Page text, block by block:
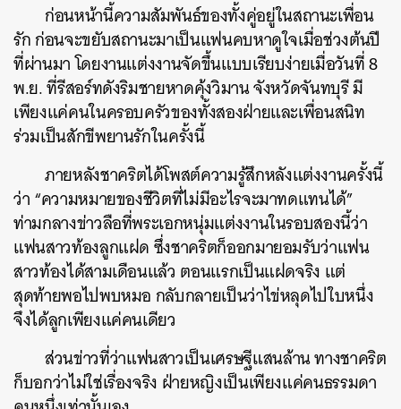
ก่อนหน้านี้ความสัมพันธ์ของทั้งคู่อยู่ในสถานะเพื่อน
รัก ก่อนจะขยับสถานะมาเป็นแฟนคบหาดูใจเมื่อช่วงต้นปี
ที่ผ่านมา โดยงานแต่งงานจัดขึ้นแบบเรียบง่ายเมื่อวันที่ 8
พ.ย. ที่รีสอร์ทดังริมชายหาดคุ้งวิมาน จังหวัดจันทบุรี มี
เพียงแค่คนในครอบครัวของทั้งสองฝ่ายและเพื่อนสนิท
ร่วมเป็นสักขีพยานรักในครั้งนี้
ภายหลังชาคริตได้โพสต์ความรู้สึกหลังแต่งงานครั้งนี้
ว่า “ความหมายของชีวิตที่ไม่มีอะไรจะมาทดแทนได้”
ท่ามกลางข่าวลือที่พระเอกหนุ่มแต่งงานในรอบสองนี้ว่า
แฟนสาวท้องลูกแฝด ซึ่งชาคริตก็ออกมายอมรับว่าแฟน
สาวท้องได้สามเดือนแล้ว ตอนแรกเป็นแฝดจริง แต่
สุดท้ายพอไปพบหมอ กลับกลายเป็นว่าไข่หลุดไปใบหนึ่ง
จึงได้ลูกเพียงแค่คนเดียว
ส่วนข่าวที่ว่าแฟนสาวเป็นเศรษฐีแสนล้าน ทางชาคริต
ก็บอกว่าไม่ใช่เรื่องจริง ฝ่ายหญิงเป็นเพียงแค่คนธรรมดา